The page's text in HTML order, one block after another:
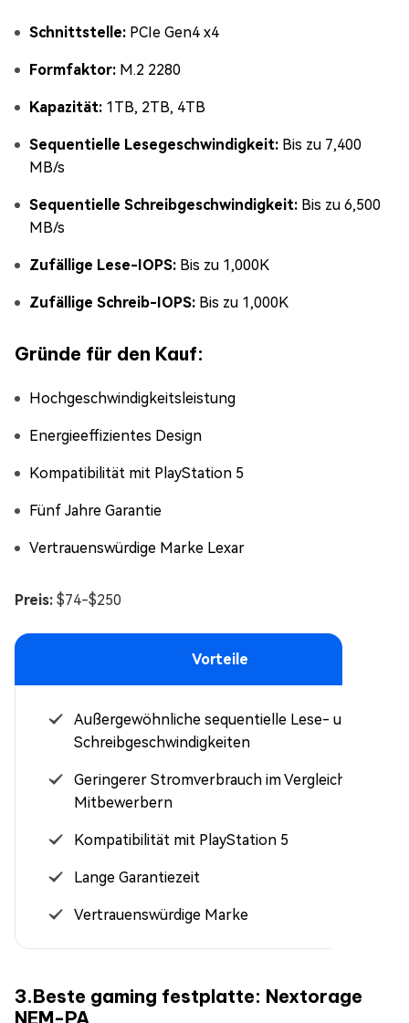
Schnittstelle: PCIe Gen4 x4
Formfaktor: M.2 2280
Kapazität: 1TB, 2TB, 4TB
Sequentielle Lesegeschwindigkeit: Bis zu 7,400
MB/s
Sequentielle Schreibgeschwindigkeit: Bis zu 6,500
MB/s
Zufällige Lese-IOPS: Bis zu 1,000K
Zufällige Schreib-IOPS: Bis zu 1,000K
Gründe für den Kauf:
Hochgeschwindigkeitsleistung
Energieeffizientes Design
Kompatibilität mit PlayStation 5
Fünf Jahre Garantie
Vertrauenswürdige Marke Lexar
Preis: $74-$250
Vorteile
Außergewöhnliche sequentielle Lese- und
Schreibgeschwindigkeiten
Geringerer Stromverbrauch im Vergleich zu
Mitbewerbern
Kompatibilität mit PlayStation 5
Lange Garantiezeit
Vertrauenswürdige Marke
3.Beste gaming festplatte: Nextorage
NEM-PA